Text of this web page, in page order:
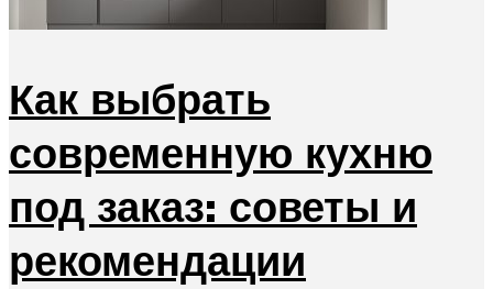
Как выбрать
современную кухню
под заказ: советы и
рекомендации